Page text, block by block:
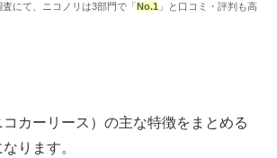
にて、ニコノリは3部門で「No.1 」と口コミ・評判も高
カーリース）の主な特徴をまとめる
ります。